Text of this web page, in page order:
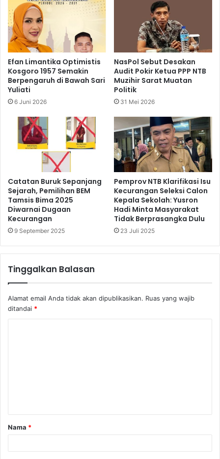
Efan Limantika Optimistis
Kosgoro 1957 Semakin
Berpengaruh di Bawah Sari
Yuliati
6 Juni 2026
NasPol Sebut Desakan
Audit Pokir Ketua PPP NTB
Muzihir Sarat Muatan
Politik
31 Mei 2026
Catatan Buruk Sepanjang
Sejarah, Pemilihan BEM
Tamsis Bima 2025
Diwarnai Dugaan
Kecurangan
9 September 2025
Pemprov NTB Klarifikasi Isu
Kecurangan Seleksi Calon
Kepala Sekolah: Yusron
Hadi Minta Masyarakat
Tidak Berprasangka Dulu
23 Juli 2025
Tinggalkan Balasan
Alamat email Anda tidak akan dipublikasikan. Ruas yang wajib
ditandai *
a
r
Nama *